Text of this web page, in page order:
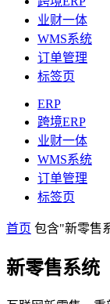
业财一体
WMS系统
订单管理
标签页
ERP
跨境ERP
业财一体
WMS系统
订单管理
标签页
首页 包含"新零售
新零售系统